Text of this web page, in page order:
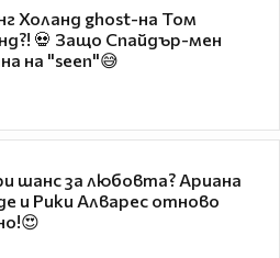
Холанд ghost-на Том
💀 Защо Спайдър-мен
на "seen"😅
шанс за любовта? Ариана
и Рики Алварес отново